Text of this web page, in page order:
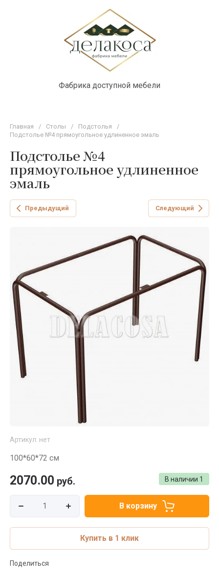
Фабрика доступной мебели
Главная / Столы / Подстолья
/
Подстолье №4 прямоугольное удлиненное эмаль
Подстолье №4
прямоугольное удлиненное
эмаль
Предыдущий Следующий
Артикул: нет
100*60*72 см
В наличии 1
2070.00 руб.
В корзину
Купить в 1 клик
Поделиться